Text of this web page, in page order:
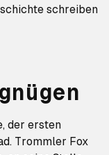
schreiben
, der ersten
Trommler Fox